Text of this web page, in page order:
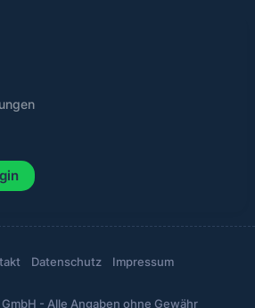
- Alle Angaben ohne Gewähr
Datenschutz Impressum